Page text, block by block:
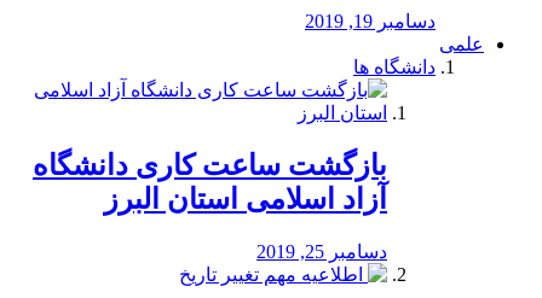
دسامبر 19, 2019
علمی
دانشگاه ها
بازگشت ساعت کاری دانشگاه
آزاد اسلامی استان البرز
دسامبر 25, 2019